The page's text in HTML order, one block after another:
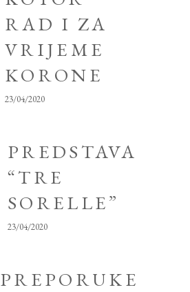
RAD I ZA
VRIJEME
KORONE
23/04/2020
PREDSTAVA
“TRE
SORELLE”
23/04/2020
PREPORUKE